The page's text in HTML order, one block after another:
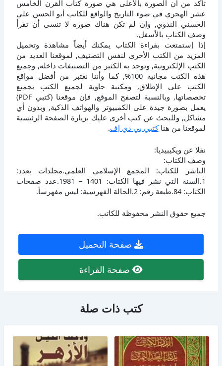
تأكد من أن الصورة بالأعلى هي صورة كتاب القرن الخامس
عشر الهجري في ضوء التاريخ والواقع للكاتب أبو الحسن علي
الحسني الندوي, وإن لم تكن هناك صورة لا تنسى أن تقرأ
وصف الكتاب بالأسفل.
إذا إستمتعت بقراءة الكتاب يمكنك أيضاً مشاهدة وتحميل
المزيد من الكتب الأخرى لنفس التصنيف, لموقعنا العديد من
الكتب الإلكترونية, وتوجد به الكثير من التصنيفات داخله, وجميع
هذه الكتب مجانية 100%, كما وأننا نعتبر من أفضل مواقع
الكتب على الإطلاق, ومكتبة حاوية لجميع الكتب بجميع
تخصصاتها, وبالنسبة لتصفح الموقع, فإن موقعنا (كتبي PDF)
يعمل بصورة جيدة على الكمبيوتر والهواتف الذكية, وبدون أي
مشاكل, وللبحث عن كتب أخرى عليك بزيارة الصفحة الرئيسية
لموقعنا من هناكتبي بي دي إف.
نقلا عن ويكيبيديا:
وصف الكتاب:
الناشر للكتاب: المجمع الإسلامي العلمي.مجلدات بعدد:
1.السنة التي نشر فيها الكتاب: 1401 – 1981.عدد صفحات
الكتاب: 84.طبعة رقم: 2.الحالة الفهرسية: ليس مفهرساً.
جميع حقوق النشر محفوظة للكاتب.
صفحة التحميل
صفحة القراءة
كتب ذات صلة